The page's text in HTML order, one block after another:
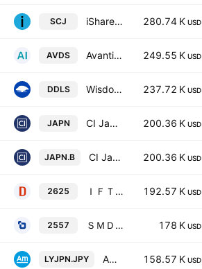
SCJ iShares MSCI Japan Small-Cap ETF 280.74 K USD
AVDS Avantis International Small Cap Equity ETF 249.55 K USD
DDLS WisdomTree Dynamic International SmallCap Equity Fund 237.72 K USD
JAPN CI Japan Equity Index ETF Trust Units Hedged 200.36 K USD
JAPN.B CI Japan Equity Index ETF Trust Units Non Hedged 200.36 K USD
2625 ＩＦＴＰＸ年４ 192.57 K USD
2557 ＳＭＤＡＭトピックス 178 K USD
LYJPN.JPY Amundi Japan TOPIX II UCITS ETF -Dist JPY- 158.57 K USD